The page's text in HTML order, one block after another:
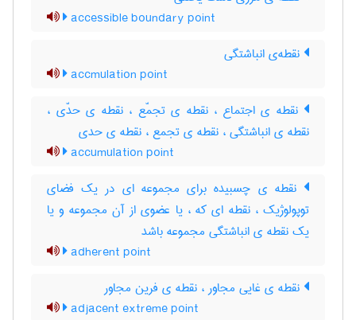
accessible boundary point
نقطه‌ی انباشتگی
accmulation point
نقطه ی اجتماع ، نقطه ی تجمّع ، نقطه ی حدّی ،
نقطه ی انباشتگی ، نقطه ی تجمع ، نقطه ی حدی
accumulation point
نقطه ی چسبیده برای مجموعه ای در یک فضای
توپولوژیک ، نقطه ای که ، یا عضوی از آن مجموعه و یا
یک نقطه ی انباشتگی مجموعه باشد
adherent point
نقطه ی غایی مجاور ، نقطه ی فرین مجاور
adjacent extreme point